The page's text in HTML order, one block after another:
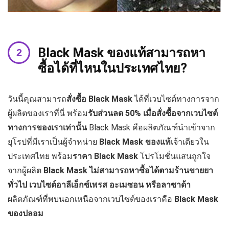
Black Mask ของแท้สามารถหา
ซื้อได้ที่ไหนในประเทศไทย?
วันนี้คุณสามารถสั่งซื้อ Black Maskได้ที่เวบไซต์ทางการจาก
ผู้ผลิตของเราที่นี่ พร้อมรับส่วนลด 50% เมื่อสั่งซื้อจากเวบไซต์
ทางการของเราเท่านั้นBlack Mask คือผลิตภัณฑ์นำเข้าจาก
ยุโรปที่มีเราเป็นผู้จำหน่าย Black Mask ของแท้เจ้าเดียวใน
ประเทศไทย พร้อมราคา Black Mask โปรโมชั่นแสนถูกใจ
จากผู้ผลิต Black Maskไม่สามารถหาซื้อได้ตามร้านขายยา
ทั่วไป เวบไซต์อาลีเอ็กซ์เพรส อะเมซอน หรือลาซาด้า
ผลิตภัณฑ์ที่พบนอกเหนือจากเวบไซต์ของเราคือ Black Mask
ของปลอม